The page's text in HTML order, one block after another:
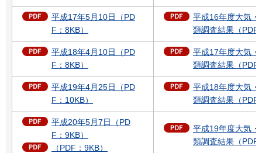
平成17年5月10日（PD
F：8KB）
平成16年度大気
類調査結果（PDF
平成18年4月10日（PD
F：8KB）
平成17年度大気
類調査結果（PDF
平成19年4月25日（PD
F：10KB）
平成18年度大気
類調査結果（PDF
平成20年5月7日（PD
F：9KB）
（PDF：9KB）
平成19年度大気
類調査結果（PDF